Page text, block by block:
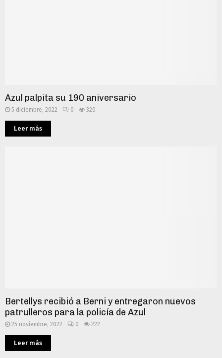
Azul palpita su 190 aniversario
5 diciembre, 2022 0 320
Leer más
Bertellys recibió a Berni y entregaron nuevos
patrulleros para la policía de Azul
25 noviembre, 2022 0 222
Leer más